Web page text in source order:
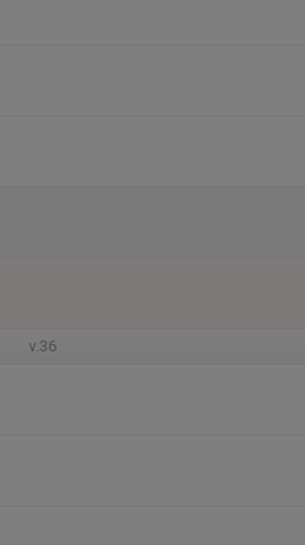
v.36